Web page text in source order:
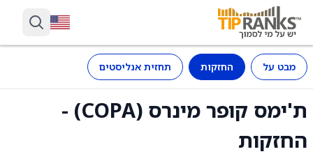
מבט על החזקות תחזית אנליסטים
ת'ימס קופר מינרס (COPA) -
החזקות